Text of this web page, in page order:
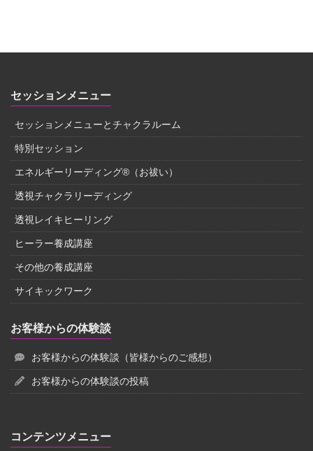
セッションメニュー
セッションメニューとチャクラルーム
特別セッション
エネルギーリーディング®（お祓い）
透視チャクラリーディング
透視レイキヒーリング
ヒーラー養成講座
その他の養成講座
サイキックワーク
お客様からの体験談
お客様からの体験談（皆様からのご感想）
お客様からの体験談の投稿
コンテンツメニュー